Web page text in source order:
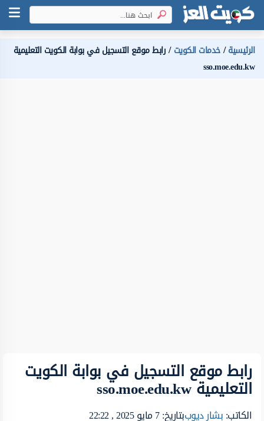
الرئيسية خدمات الكويت رابط موقع التسجيل في بوابة الكويت التعليمية
sso.moe.edu.kw
رابط موقع التسجيل في بوابة الكويت
التعليمية sso.moe.edu.kw
الكاتب:بشار ديوببتاريخ: 7 مايو 2025 , 22:22